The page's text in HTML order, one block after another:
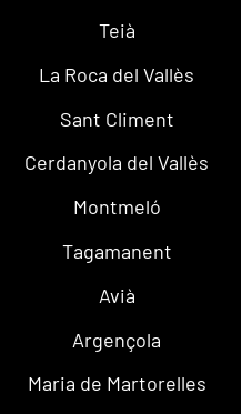
Teià
La Roca del Vallès
Sant Climent
Cerdanyola del Vallès
Montmeló
Tagamanent
Avià
Argençola
Maria de Martorelles